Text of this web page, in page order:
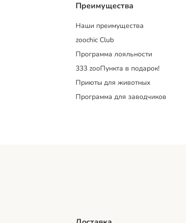
Преимуществa
Наши преимущества
zoochic Club
Программа лояльности
333 zooПункта в подарок!
Приюты для животных
Программа для заводчиков